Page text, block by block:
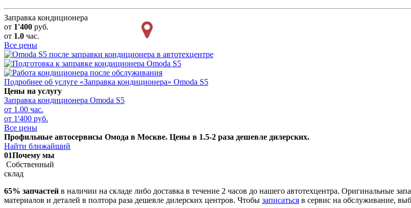
Заправка кондиционера
от 1'400 руб.
от 1.0 час.
Все цены
Подробнее об услуге «Заправка кондиционера» Omoda S5
Цены на услугу
Заправка кондиционера Omoda S5
от 1.00 час.
от 1'400 руб.
Все цены
Профильные автосервисы Омода в Москве. Цены в 1.5-2 раза дешевле дилерских.
Найти ближайший
01Почему мы
Собственный
склад
65% запчастей в наличии на складе либо доставка в течение 2 часов до нашего автотехцентра. Оригинальные
материалов и деталей в полтора раза дешевле дилерских центров. Чтобы записаться в сервис на обслуживание,